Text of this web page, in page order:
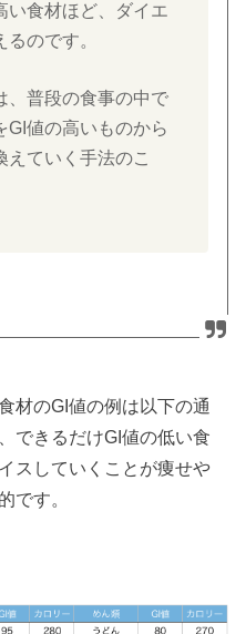
い食材ほど、ダイエ
のです。
、普段の食事の中で
GI値の高いものから
えていく手法のこ
材のGI値の例は以下の通
できるだけGI値の低い食
スしていくことが痩せや
です。